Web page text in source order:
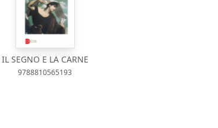
IL SEGNO E LA CARNE
9788810565193